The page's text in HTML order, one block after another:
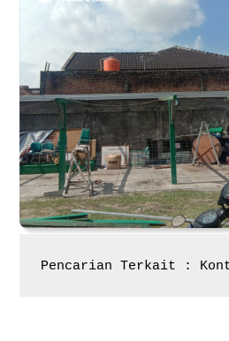
Pencarian Terkait :